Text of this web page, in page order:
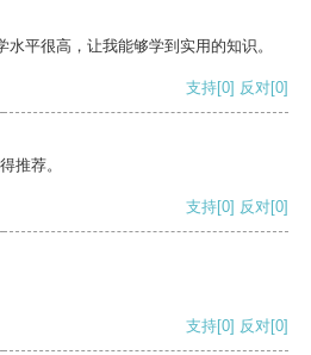
平很高，让我能够学到实用的知识。
支持[0] 反对[0]
推荐。
支持[0] 反对[0]
支持[0] 反对[0]